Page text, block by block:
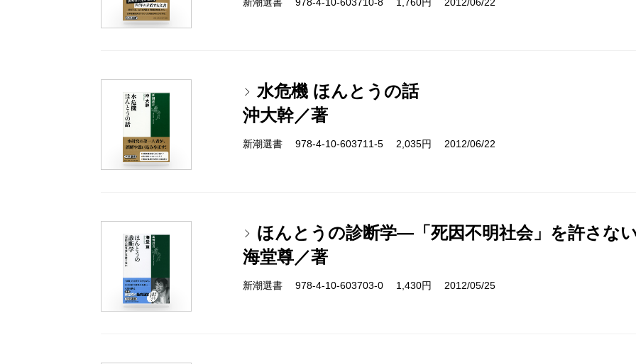
水危機 ほんとうの話
沖大幹／著
新潮選書 978-4-10-603711-5 2,035円 2012/06/22
ほんとうの診断学―「死因不明社会」を許さな
海堂尊／著
新潮選書 978-4-10-603703-0 1,430円 2012/05/25